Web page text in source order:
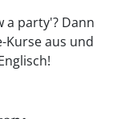
a party'? Dann
Kurse aus und